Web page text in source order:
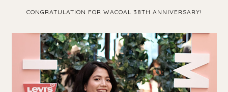
CONGRATULATION FOR WACOAL 38TH ANNIVERSARY!